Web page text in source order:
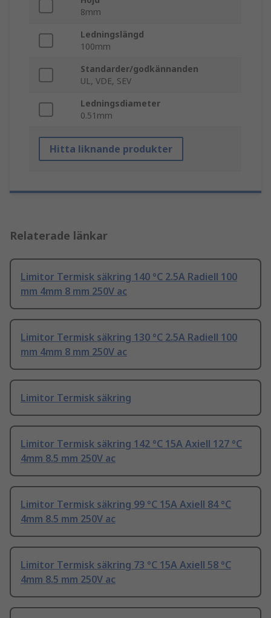
8mm
Ledningslängd
100mm
Standarder/godkännanden
UL, VDE, SEV
Ledningsdiameter
0.51mm
Hitta liknande produkter
Relaterade länkar
Limitor Termisk säkring 140 °C 2.5A Radiell 100
mm 4mm 8 mm 250V ac
Limitor Termisk säkring 130 °C 2.5A Radiell 100
mm 4mm 8 mm 250V ac
Limitor Termisk säkring
Limitor Termisk säkring 142 °C 15A Axiell 127 °C
4mm 8.5 mm 250V ac
Limitor Termisk säkring 99 °C 15A Axiell 84 °C
4mm 8.5 mm 250V ac
Limitor Termisk säkring 73 °C 15A Axiell 58 °C
4mm 8.5 mm 250V ac